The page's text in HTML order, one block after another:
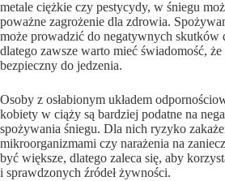
metale ciężkie czy pestycydy, w śniegu
poważne zagrożenie dla zdrowia.
może prowadzić do negatywnych skutków
dlatego zawsze warto mieć świadomość, że
bezpieczny do jedzenia.
Osoby z osłabionym układem
kobiety w ciąży są bardziej podatne na
spożywania śniegu. Dla nich ryzyko
mikroorganizmami czy narażenia na
być większe, dlatego zaleca się, aby
i sprawdzonych źródeł żywności.